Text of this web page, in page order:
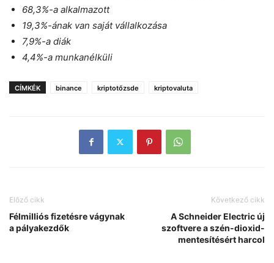
68,3%-a alkalmazott
19,3%-ának van saját vállalkozása
7,9%-a diák
4,4%-a munkanélküli
CÍMKÉK binance kriptotőzsde kriptovaluta
Előző cikk
Félmilliós fizetésre vágynak
a pályakezdők
Következő cikk
A Schneider Electric új
szoftvere a szén-dioxid-
mentesítésért harcol